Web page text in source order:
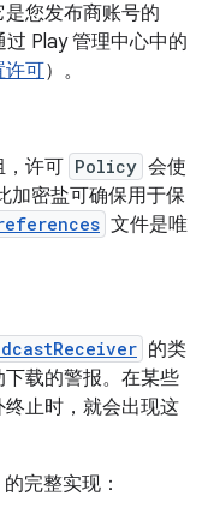
您发布商账号的
Play 管理中心中的
许可）。
，许可 Policy 会使
加密盐可确保用于保
文件是唯
的类
载的警报。在某些
止时，就会出现这
的完整实现：